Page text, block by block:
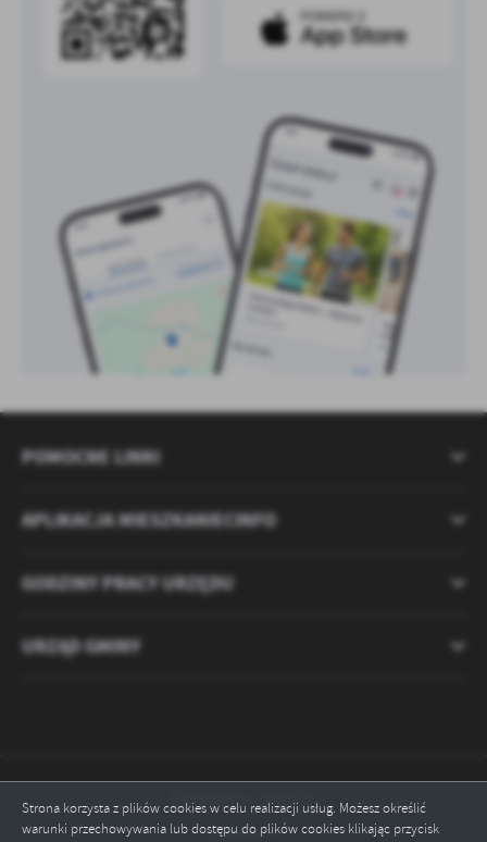
Strona korzysta z plików cookies w celu realizacji usług. Możesz określić
warunki przechowywania lub dostępu do plików cookies klikając przycisk
POMOCNE LINKI
APLIKACJA MIESZKANIECINFO
GODZINY PRACY URZĘDU
URZĄD GMINY
Odwiedzin: 2121721
Online: 3